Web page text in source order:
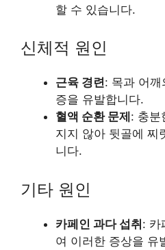
할 수 있습니다.
신체적 원인
근육 경련: 목과 어
증을 유발합니다.
혈액 순환 문제 : 충분
지지 않아 뒷골에 찌
니다.
기타 원인
카페인 과다 섭취: 카
여 이러한 증상을 유